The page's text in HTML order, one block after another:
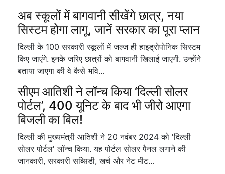
अब स्कूलों में बागवानी सीखेंगे छात्र, नया
सिस्टम होगा लागू, जानें सरकार का पूरा प्लान
दिल्ली के 100 सरकारी स्कूलों में जल्ज ही हाइड्रोपोनिक सिस्टम
किए जाएंगे. इनके जरिए छात्रों को बागवानी खिलाई जाएगी. उन्होंने
बताया जाएगा की वे कैसे भवि…
सीएम आतिशी ने लॉन्च किया ‘दिल्ली सोलर
पोर्टल’, 400 यून‍िट के बाद भी जीरो आएगा
ब‍िजली का ब‍िल!
दिल्ली की मुख्यमंत्री आतिशी ने 20 नवंबर 2024 को 'दिल्ली
सोलर पोर्टल' लॉन्च किया. यह पोर्टल सोलर पैनल लगाने की
जानकारी, सरकारी सब्सिडी, खर्च और नेट मीट…